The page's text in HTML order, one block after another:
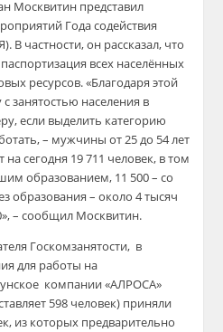
Москвитин представил
Года содействия
В частности, он рассказал, что
всех населённых
ресурсов. «Благодаря этой
занятостью населения в
если выделить категорию
– мужчины от 25 до 54 лет
на сегодня 19 711 человек, в том
образованием, 11 500 – со
образования – около 4 тысяч
– сообщил Москвитин.
Госкомзанятости, в
для работы на
компании «АЛРОСА»
598 человек) приняли
из которых предварительно